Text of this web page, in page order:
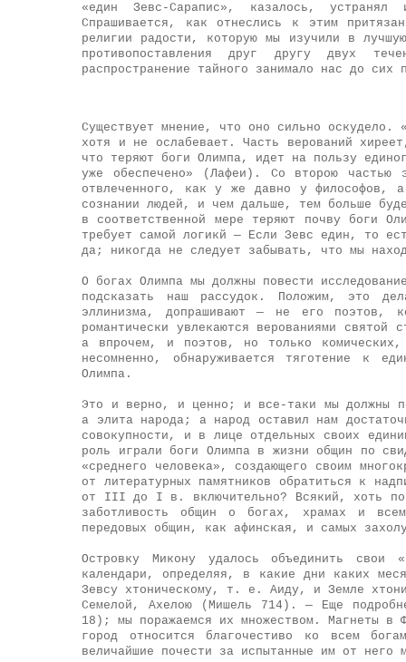
«един Зевс-Сарапис», казалось,
Спрашивается, как отнеслись к этим
религии радости, которую мы изучили в
противопоставления друг другу двух
распространение тайного занимало нас до
Существует мнение, что оно сильно оскудело.
хотя и не ослабевает. Часть верований
что теряют боги Олимпа, идет на пользу
уже обеспечено» (Лафеи). Со второю
отвлеченного, как у же давно у философов,
сознании людей, и чем дальше, тем больше
в соответственной мере теряют почву боги
требует самой логикй — Если Зевс един, то
да; никогда не следует забывать, что мы
О богах Олимпа мы должны повести
подсказать наш рассудок. Положим, это
эллинизма, допрашивают — не его поэтов,
романтически увлекаются верованиями
а впрочем, и поэтов, но только
несомненно, обнаруживается тяготение к
Олимпа.
Это и верно, и ценно; и все-таки мы должны
а элита народа; а народ оставил нам
совокупности, и в лице отдельных своих
роль играли боги Олимпа в жизни общин по
«среднего человека», создающего своим
от литературных памятников обратиться к
от III до I в. включительно? Всякий, хоть
заботливость общин о богах, храмах и
передовых общин, как афинская, и самых
Островку Микону удалось объединить свои
календари, определяя, в какие дни каких
Зевсу хтоническому, т. е. Аиду, и Земле
Семелой, Ахелою (Мишель 714). — Еще
18); мы поражаемся их множеством. Магнеты
город относится благочестиво ко всем
величайшие почести за испытанные им от